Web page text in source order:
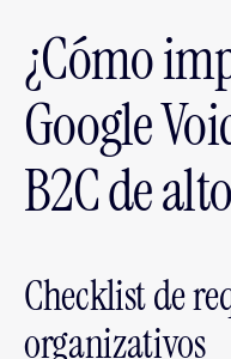
¿Cómo
Google
B2C de
Checklist de
organizativos